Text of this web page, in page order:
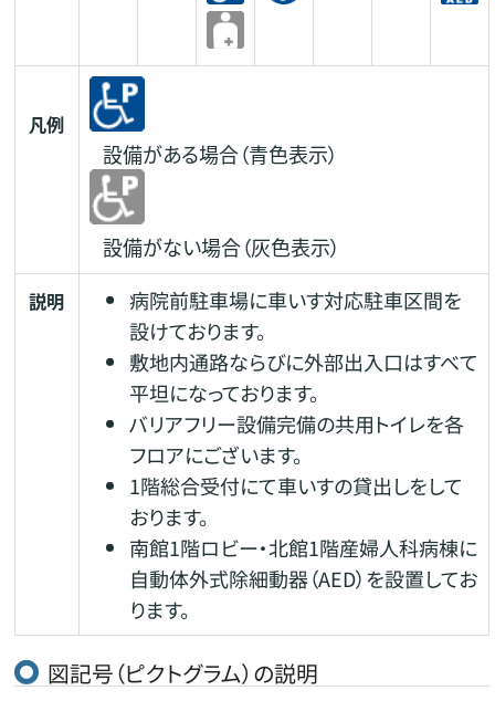
凡例
設備がある場合（青色表示）
設備がない場合（灰色表示）
説明 病院前駐車場に車いす対応駐車区間を
設けております。
敷地内通路ならびに外部出入口はすべて
平坦になっております。
バリアフリー設備完備の共用トイレを各
フロアにございます。
1階総合受付にて車いすの貸出しをして
おります。
南館1階ロビー・北館1階産婦人科病棟に
自動体外式除細動器（AED）を設置してお
ります。
図記号（ピクトグラム）の説明